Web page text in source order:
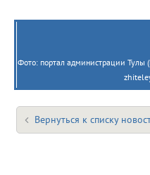
Фото: портал администрации
Вернуться к списку